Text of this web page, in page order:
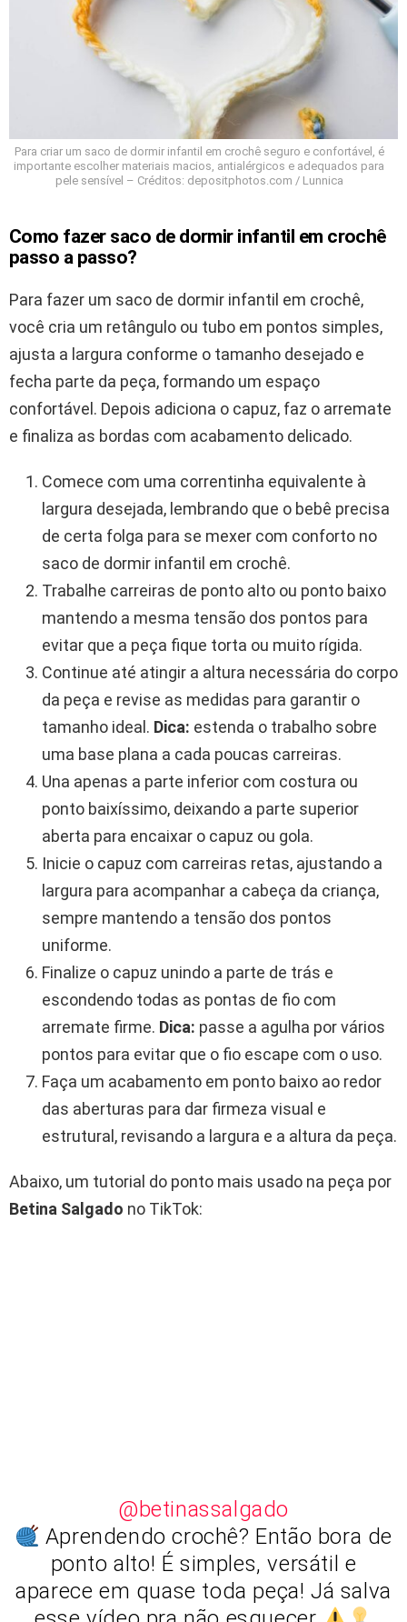
Para criar um saco de dormir infantil em crochê seguro e confortável, é
importante escolher materiais macios, antialérgicos e adequados para
pele sensível – Créditos: depositphotos.com / Lunnica
Como fazer saco de dormir infantil em crochê
passo a passo?
Para fazer um saco de dormir infantil em crochê,
você cria um retângulo ou tubo em pontos simples,
ajusta a largura conforme o tamanho desejado e
fecha parte da peça, formando um espaço
confortável. Depois adiciona o capuz, faz o arremate
e finaliza as bordas com acabamento delicado.
Comece com uma correntinha equivalente à
largura desejada, lembrando que o bebê precisa
de certa folga para se mexer com conforto no
saco de dormir infantil em crochê.
Trabalhe carreiras de ponto alto ou ponto baixo
mantendo a mesma tensão dos pontos para
evitar que a peça fique torta ou muito rígida.
Continue até atingir a altura necessária do corpo
da peça e revise as medidas para garantir o
tamanho ideal. Dica: estenda o trabalho sobre
uma base plana a cada poucas carreiras.
Una apenas a parte inferior com costura ou
ponto baixíssimo, deixando a parte superior
aberta para encaixar o capuz ou gola.
Inicie o capuz com carreiras retas, ajustando a
largura para acompanhar a cabeça da criança,
sempre mantendo a tensão dos pontos
uniforme.
Finalize o capuz unindo a parte de trás e
escondendo todas as pontas de fio com
arremate firme. Dica: passe a agulha por vários
pontos para evitar que o fio escape com o uso.
Faça um acabamento em ponto baixo ao redor
das aberturas para dar firmeza visual e
estrutural, revisando a largura e a altura da peça.
Abaixo, um tutorial do ponto mais usado na peça por
Betina Salgado no TikTok:
@betinassalgado
Aprendendo crochê? Então bora de
ponto alto! É simples, versátil e
aparece em quase toda peça! Já salva